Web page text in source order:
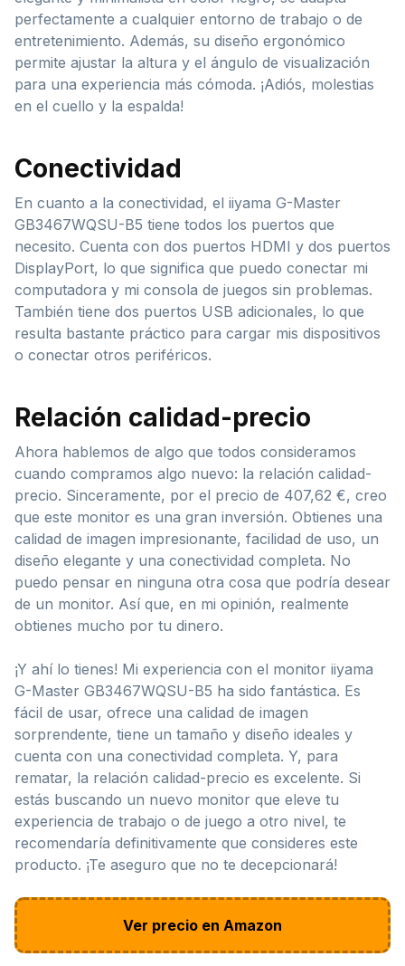
perfectamente a cualquier entorno de trabajo o de
entretenimiento. Además, su diseño ergonómico
permite ajustar la altura y el ángulo de visualización
para una experiencia más cómoda. ¡Adiós, molestias
en el cuello y la espalda!
Conectividad
En cuanto a la conectividad, el iiyama G-Master
GB3467WQSU-B5 tiene todos los puertos que
necesito. Cuenta con dos puertos HDMI y dos puertos
DisplayPort, lo que significa que puedo conectar mi
computadora y mi consola de juegos sin problemas.
También tiene dos puertos USB adicionales, lo que
resulta bastante práctico para cargar mis dispositivos
o conectar otros periféricos.
Relación calidad-precio
Ahora hablemos de algo que todos consideramos
cuando compramos algo nuevo: la relación calidad-
precio. Sinceramente, por el precio de 407,62 €, creo
que este monitor es una gran inversión. Obtienes una
calidad de imagen impresionante, facilidad de uso, un
diseño elegante y una conectividad completa. No
puedo pensar en ninguna otra cosa que podría desear
de un monitor. Así que, en mi opinión, realmente
obtienes mucho por tu dinero.
¡Y ahí lo tienes! Mi experiencia con el monitor iiyama
G-Master GB3467WQSU-B5 ha sido fantástica. Es
fácil de usar, ofrece una calidad de imagen
sorprendente, tiene un tamaño y diseño ideales y
cuenta con una conectividad completa. Y, para
rematar, la relación calidad-precio es excelente. Si
estás buscando un nuevo monitor que eleve tu
experiencia de trabajo o de juego a otro nivel, te
recomendaría definitivamente que consideres este
producto. ¡Te aseguro que no te decepcionará!
Ver precio en Amazon